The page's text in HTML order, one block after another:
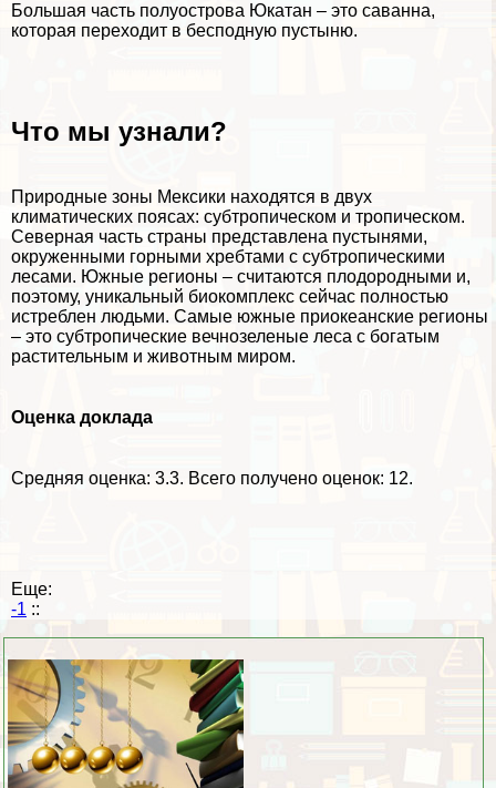
Большая часть полуострова Юкатан – это саванна,
которая переходит в бесподную пустыню.
Что мы узнали?
Природные зоны Мексики находятся в двух
климатических поясах: субтропическом и тропическом.
Северная часть страны представлена пустынями,
окруженными горными хребтами с субтропическими
лесами. Южные регионы – считаются плодородными и,
поэтому, уникальный биокомплекс сейчас полностью
истрeблен людьми. Самые южные приокеанские регионы
– это субтропические вечнозеленые леса с богатым
растительным и животным миром.
Оценка доклада
Средняя оценка: 3.3. Всего получено оценок: 12.
Еще:
-1 ::